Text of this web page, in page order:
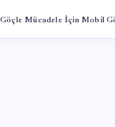
Mücadele İçin Mobil